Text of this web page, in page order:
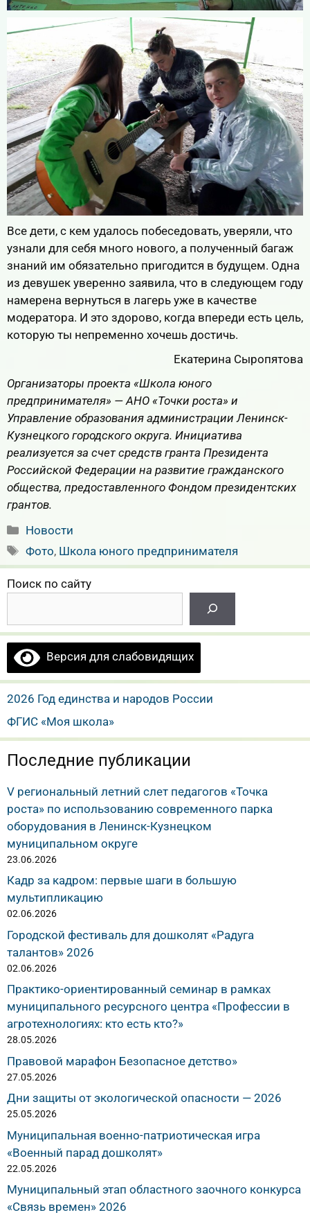
Все дети, с кем удалось побеседовать, уверяли, что
узнали для себя много нового, а полученный багаж
знаний им обязательно пригодится в будущем. Одна
из девушек уверенно заявила, что в следующем году
намерена вернуться в лагерь уже в качестве
модератора. И это здорово, когда впереди есть цель,
которую ты непременно хочешь достичь.
Екатерина Сыропятова
Организаторы проекта «Школа юного
предпринимателя» — АНО «Точки роста» и
Управление образования администрации Ленинск-
Кузнецкого городского округа. Инициатива
реализуется за счет средств гранта Президента
Российской Федерации на развитие гражданского
общества, предоставленного Фондом президентских
грантов.
Рубрики
Новости
Метки
Фото, Школа юного предпринимателя
Поиск по сайту
Версия для слабовидящих
2026 Год единства и народов России
ФГИС «Моя школа»
Последние публикации
V региональный летний слет педагогов «Точка
роста» по использованию современного парка
оборудования в Ленинск-Кузнецком
муниципальном округе
23.06.2026
Кадр за кадром: первые шаги в большую
мультипликацию
02.06.2026
Городской фестиваль для дошколят «Радуга
талантов» 2026
02.06.2026
Практико-ориентированный семинар в рамках
муниципального ресурсного центра «Профессии в
агротехнологиях: кто есть кто?»
28.05.2026
Правовой марафон Безопасное детство»
27.05.2026
Дни защиты от экологической опасности — 2026
25.05.2026
Муниципальная военно-патриотическая игра
«Военный парад дошколят»
22.05.2026
Муниципальный этап областного заочного конкурса
«Связь времен» 2026